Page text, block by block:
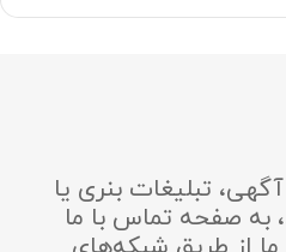
تبلیغات بنری یا
به صفحه تماس با ما